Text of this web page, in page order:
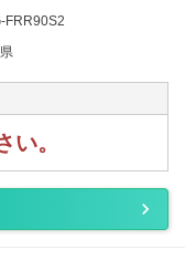
FRR90S2
い。